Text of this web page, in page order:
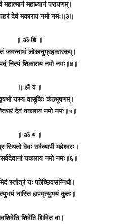
महात्मानं महाध्यानं परायणम्।
देवं मकाराय नमो नमः॥३॥
॥ ॐ शिं ॥
जगन्नाथं लोकानुग्रहकारकम्।
नित्यं शिकाराय नमो नमः॥४॥
॥ ॐ वं ॥
यस्य वासुकिः कंठभूषणम्।
देवं वकाराय नमो नमः॥५॥
॥ ॐ यं ॥
स्थितो देवः सर्वव्यापी महेश्वरः।
यकाराय नमो नमः॥६॥
स्तोत्रं यः पठेच्छिवसन्निधौ।
नास्ति ह्यपमृत्युभयं कुतः॥
शिवेति शिवित वा।